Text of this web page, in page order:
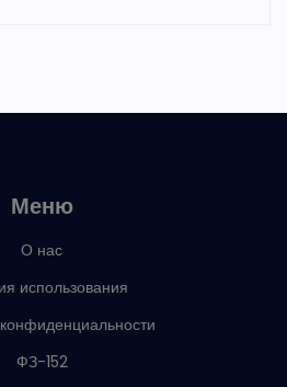
Меню
О нас
использования
ФЗ-152